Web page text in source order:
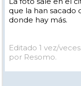
que la han sacado
donde hay más.
Editado 1 vez/
por Resomo.